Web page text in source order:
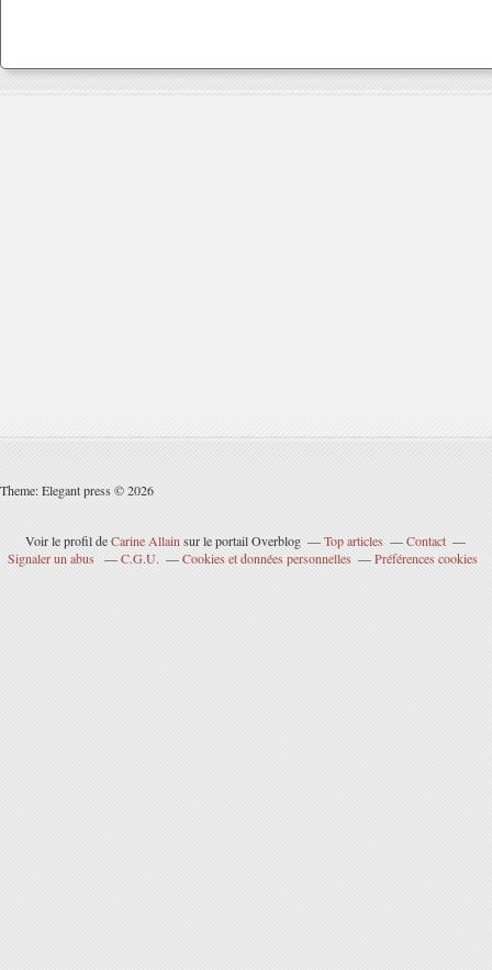
Theme: Elegant press © 2026
Voir le profil deCarine Allainsur le portail Overblog Top articles
Contact
Signaler un abus
C.G.U. Cookies et données personnelles Préférences cookies